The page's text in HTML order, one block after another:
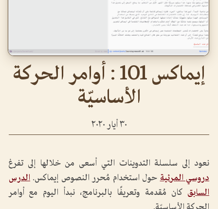
إيماكس 101 : أوامر الحركة
الأساسيّة
٣٠ أيار ٢٠٢٠
نعود إلى سلسلة التدوينات التي أسعى من خلالها إلى تفرغ
دروسي المرئية حول استخدام مُحرر النصوص إيماكس. الدرس
السابق كان مُقدمة وتعريفًا بالبرنامج، نبدأ اليوم مع أوامر